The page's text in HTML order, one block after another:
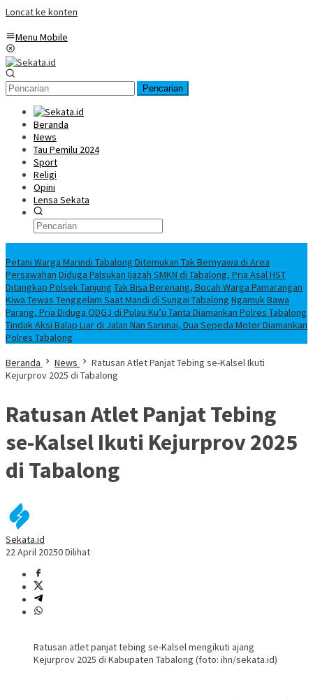
Loncat ke konten
Menu Mobile
Pencarian
Beranda
News
Tau Pemilu 2024
Sport
Religi
Opini
Lensa Sekata
Petani Warga Marindi Tabalong Ditemukan Tak Bernyawa di Area
Persawahan Diduga Palsukan Ijazah SMKN di Tabalong, Pria Asal HST
Ditangkap Polsek Tanjung Tak Bisa Berenang, Bocah Warga Pamarangan
Kiwa Tewas Tenggelam Saat Mandi di Sungai Tabalong Ngamuk Bawa
Parang, Pria Diduga ODGJ di Pulau Ku’u Tanta Diamankan Polres Tabalong
Tindak Aksi Balap Liar di Jalan Nan Sarunai, Dua Sepeda Motor Diamankan
Polres Tabalong
Beranda
News
Ratusan Atlet Panjat Tebing se-Kalsel Ikuti
Kejurprov 2025 di Tabalong
Ratusan Atlet Panjat Tebing
se-Kalsel Ikuti Kejurprov 2025
di Tabalong
Sekata.id
22 April 20250 Dilihat
Ratusan atlet panjat tebing se-Kalsel mengikuti ajang
Kejurprov 2025 di Kabupaten Tabalong (foto: ihn/sekata.id)